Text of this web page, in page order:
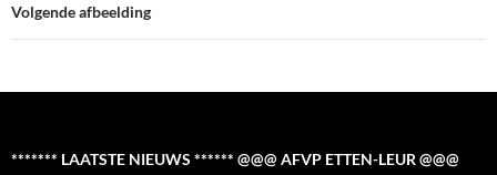
Volgende afbeelding
******* LAATSTE NIEUWS ****** @@@ AFVP ETTEN-LEUR @@@